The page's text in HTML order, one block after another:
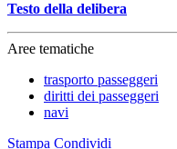
Testo della delibera
Aree tematiche
trasporto passeggeri
diritti dei passeggeri
navi
Stampa Condividi